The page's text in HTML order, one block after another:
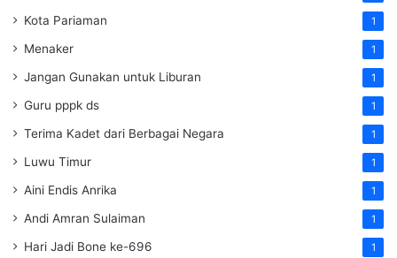
Kota Pariaman 1
Menaker 1
Jangan Gunakan untuk Liburan 1
Guru pppk ds 1
Terima Kadet dari Berbagai Negara 1
Luwu Timur 1
Aini Endis Anrika 1
Andi Amran Sulaiman 1
Hari Jadi Bone ke-696 1